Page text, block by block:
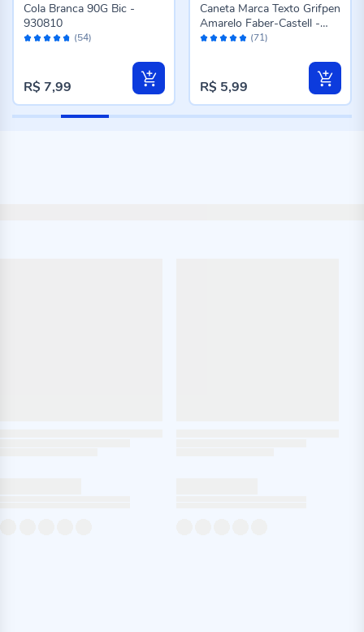
Avaliação: (54)
Cola Branca 90G Bic -
930810
R$ 7,99
Avaliação: (71)
Caneta Marca Texto Grifpen
Amarelo Faber-Castell -
SM/MTAMZF
R$ 5,99